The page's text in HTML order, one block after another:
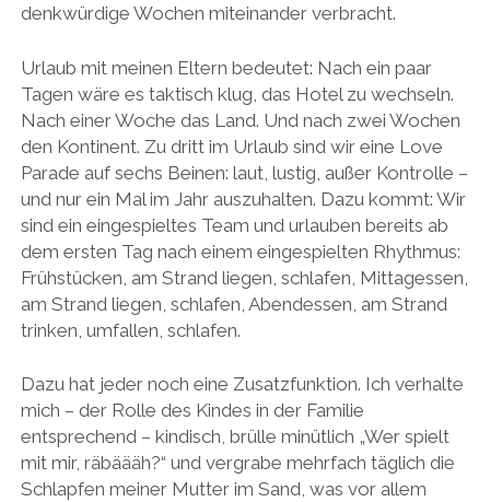
denkwürdige Wochen miteinander verbracht.
Urlaub mit meinen Eltern bedeutet: Nach ein paar
Tagen wäre es taktisch klug, das Hotel zu wechseln.
Nach einer Woche das Land. Und nach zwei Wochen
den Kontinent. Zu dritt im Urlaub sind wir eine Love
Parade auf sechs Beinen: laut, lustig, außer Kontrolle –
und nur ein Mal im Jahr auszuhalten. Dazu kommt: Wir
sind ein eingespieltes Team und urlauben bereits ab
dem ersten Tag nach einem eingespielten Rhythmus:
Frühstücken, am Strand liegen, schlafen, Mittagessen,
am Strand liegen, schlafen, Abendessen, am Strand
trinken, umfallen, schlafen.
Dazu hat jeder noch eine Zusatzfunktion. Ich verhalte
mich – der Rolle des Kindes in der Familie
entsprechend – kindisch, brülle minütlich „Wer spielt
mit mir, räbäääh?“ und vergrabe mehrfach täglich die
Schlapfen meiner Mutter im Sand, was vor allem